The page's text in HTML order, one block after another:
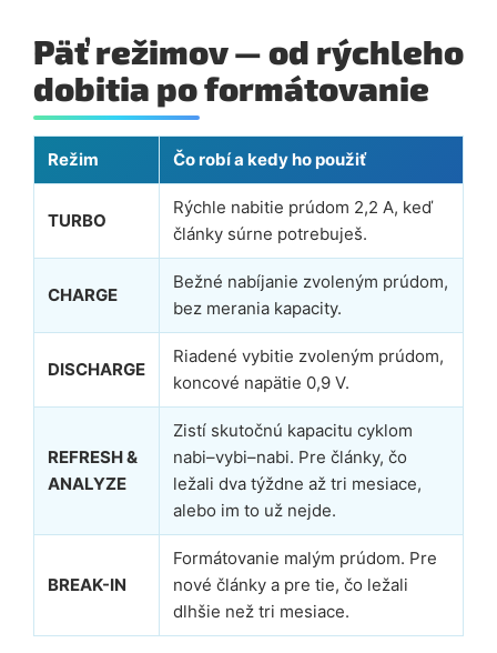
Päť režimov — od rýchleho
dobitia po formátovanie
Režim Čo robí a kedy ho použiť
TURBO
Rýchle nabitie prúdom 2,2 A, keď
články súrne potrebuješ.
CHARGE
Bežné nabíjanie zvoleným prúdom,
bez merania kapacity.
DISCHARGE
Riadené vybitie zvoleným prúdom,
koncové napätie 0,9 V.
REFRESH &
ANALYZE
Zistí skutočnú kapacitu cyklom
nabi–vybi–nabi. Pre články, čo
ležali dva týždne až tri mesiace,
alebo im to už nejde.
BREAK-IN
Formátovanie malým prúdom. Pre
nové články a pre tie, čo ležali
dlhšie než tri mesiace.